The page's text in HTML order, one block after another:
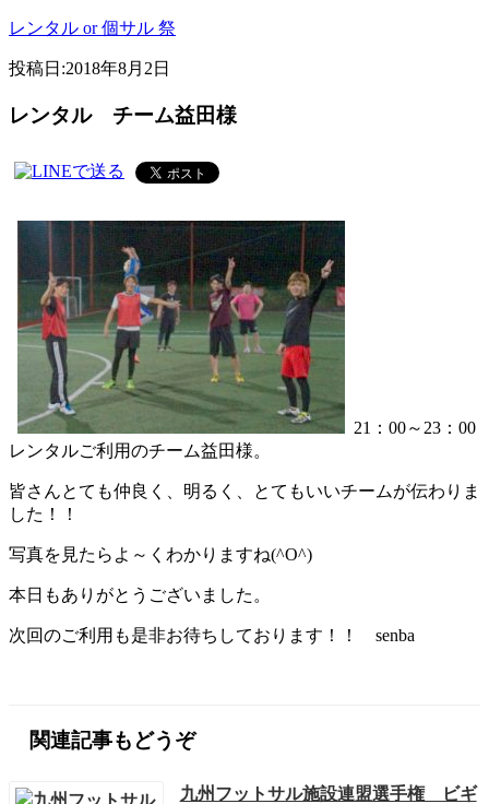
レンタル or 個サル 祭
投稿日:2018年8月2日
レンタル チーム益田様
21：00～23：00
レンタルご利用のチーム益田様。
皆さんとても仲良く、明るく、とてもいいチームが伝わりま
した！！
写真を見たらよ～くわかりますね(^O^)
本日もありがとうございました。
次回のご利用も是非お待ちしております！！ senba
関連記事もどうぞ
九州フットサル施設連盟選手権 ビギ